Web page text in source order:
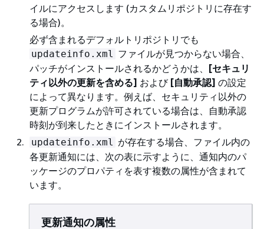
イルにアクセスします (カスタムリポジトリに存在す
る場合)。
必ず含まれるデフォルトリポジトリでも
updateinfo.xml ファイルが見つからない場合、
パッチがインストールされるかどうかは、
[セキュリ
ティ以外の更新を含める] および [自動承認] の設定
によって異なります。例えば、セキュリティ以外の
更新プログラムが許可されている場合は、自動承認
時刻が到来したときにインストールされます。
updateinfo.xml が存在する場合、ファイル内の
各更新通知には、次の表に示すように、通知内のパ
ッケージのプロパティを表す複数の属性が含まれて
います。
更新通知の属性